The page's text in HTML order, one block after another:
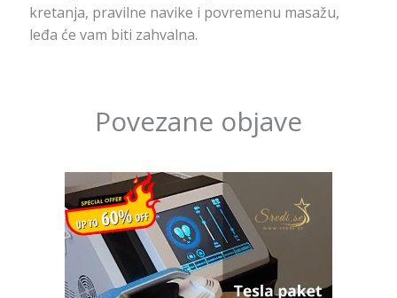
kretanja, pravilne navike i povremenu masažu,
leđa će vam biti zahvalna.
Povezane objave